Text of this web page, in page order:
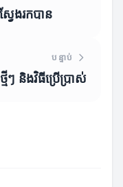
ែងរកបាន
បន្ទាប់
និងវិធីប្រើប្រាស់